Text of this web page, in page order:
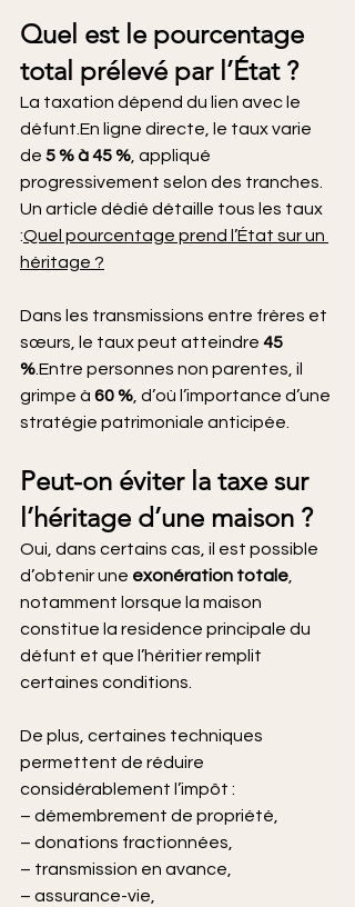
Quel est le pourcentage
total prélevé par l’État ?
La taxation dépend du lien avec le
défunt.En ligne directe, le taux varie
de 5 % à 45 % , appliqué
progressivement selon des tranches.
Un article dédié détaille tous les taux
:Quel pourcentage prend l’État sur un
héritage ?
Dans les transmissions entre frères et
sœurs, le taux peut atteindre 45
%.Entre personnes non parentes, il
grimpe à 60 % , d’où l’importance d’une
stratégie patrimoniale anticipée.
Peut-on éviter la taxe sur
l’héritage d’une maison ?
Oui, dans certains cas, il est possible
d’obtenir une exonération totale
notamment lorsque la maison
constitue la residence principale du
défunt et que l’héritier remplit
certaines conditions.
De plus, certaines techniques
permettent de réduire
considérablement l’impôt :
– démembrement de propriété,
– donations fractionnées,
– transmission en avance,
– assurance-vie,